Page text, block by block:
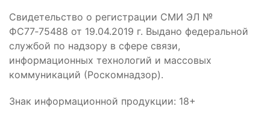
Свидетельство о регистрации СМИ ЭЛ №
ФС77‑75488 от 19.04.2019 г. Выдано федеральной
службой по надзору в сфере связи,
информационных технологий и массовых
коммуникаций (Роскомнадзор).
Знак информационной продукции: 18+